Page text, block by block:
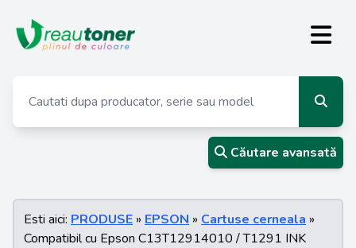
Căutare avansată
Esti aici: PRODUSE » EPSON » Cartuse cerneala »
Compatibil cu Epson C13T12914010 / T1291 INK